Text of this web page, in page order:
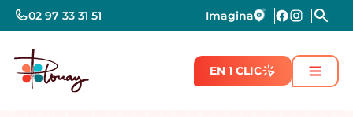
02 97 33 31 51 Imagina
EN 1 CLIC